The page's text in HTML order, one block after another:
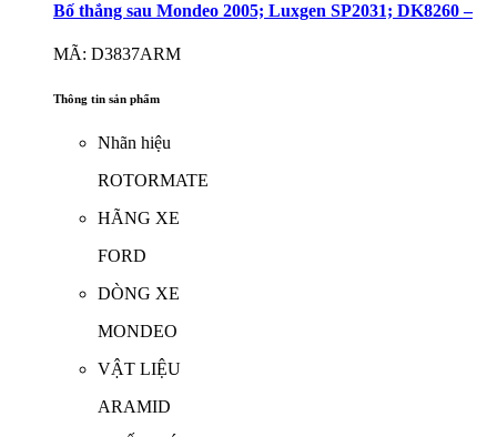
Bố thắng sau Mondeo 2005; Luxgen SP2031; DK8260 –
MÃ: D3837ARM
Thông tin sản phẩm
Nhãn hiệu
ROTORMATE
HÃNG XE
FORD
DÒNG XE
MONDEO
VẬT LIỆU
ARAMID